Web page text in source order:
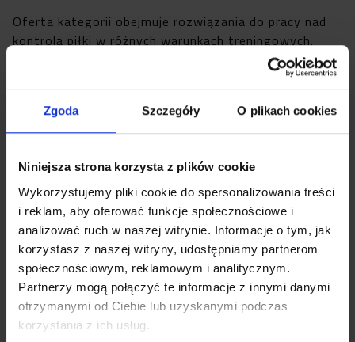
Zgoda Szczegóły O plikach cookies
Niniejsza strona korzysta z plików cookie
Wykorzystujemy pliki cookie do spersonalizowania treści
i reklam, aby oferować funkcje społecznościowe i
analizować ruch w naszej witrynie. Informacje o tym, jak
korzystasz z naszej witryny, udostępniamy partnerom
społecznościowym, reklamowym i analitycznym.
Partnerzy mogą połączyć te informacje z innymi danymi
otrzymanymi od Ciebie lub uzyskanymi podczas
korzystania z ich usług.
Oferta kategorii obejmuje rozwiązania do pracy nad
kontrolą piłki w różnych warunkach treningowych.
Możesz wybrać sprzęt dopasowany do ćwiczeń na
boisku i w przestrzeni treningowej. Wspólnym celem
ruchu podczas kontaktu z piłką. My stawiamy na
funkcjonalność i jakość, która wspiera regularną pracę.
budować formę poprzez powtarzalne zadania
techniczne.
Jak wybrać ściankę do treningu techniki i reakcji
Wybór sprzętu do treningu indywidualnego dobrze
oprzeć na celu ćwiczeń i sposobie pracy z piłką.
Ścianka do odbijania piłki sprawdza się wtedy gdy
chcesz trenować przyjęcie po powrocie futbolówki
oraz szybkie ustawienie do kolejnego zagrania. Przy